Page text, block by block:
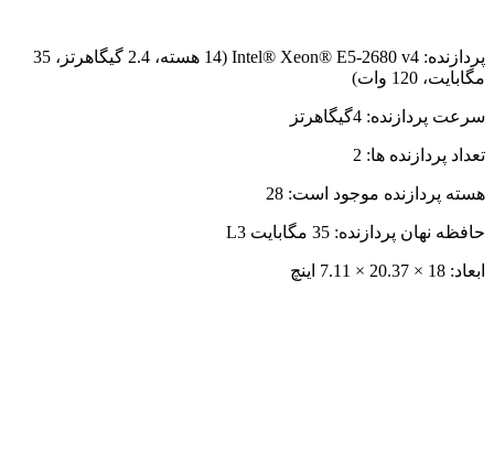
پردازنده: Intel® Xeon® E5-2680 v4 (14 هسته، 2.4 گیگاهرتز، 35
مگابایت، 120 وات)
سرعت پردازنده: 4گیگاهرتز
تعداد پردازنده ها: 2
هسته پردازنده موجود است: 28
حافظه نهان پردازنده: 35 مگابایت L3
ابعاد: 18 × 20.37 × 7.11 اینچ